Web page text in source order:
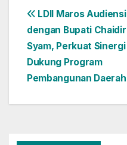
Navigasi
pos
LDII Maros Audiensi
dengan Bupati Chaidir
Syam, Perkuat Sinergi
Dukung Program
Pembangunan Daerah